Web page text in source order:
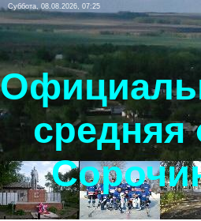
Суббота, 08.08.2026, 07:25
средняя